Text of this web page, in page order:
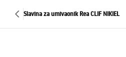
Slavina za umivaonik Rea CLIF NIKIEL